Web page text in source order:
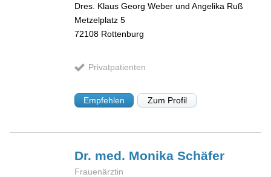
Dres. Klaus Georg Weber und Angelika Ruß
Metzelplatz 5
72108 Rottenburg
Privatpatienten
Empfehlen Zum Profil
Dr. med. MonikaSchäfer
Frauenärztin